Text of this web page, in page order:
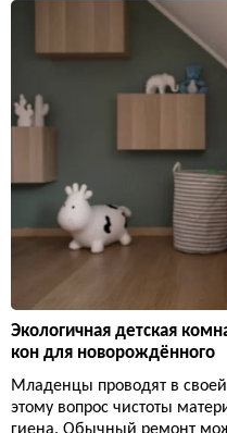
Экологичная детская
кон для новорождённого
Младенцы проводят в своей
этому вопрос чистоты